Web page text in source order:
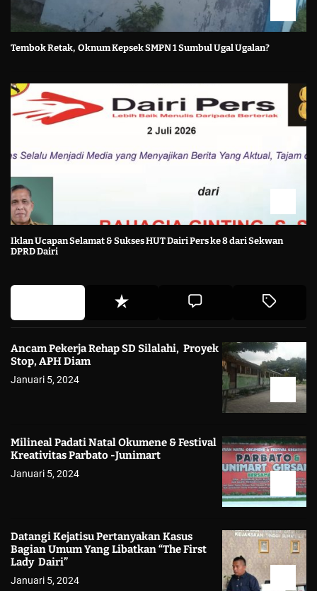
Tembok Retak, Oknum Kepsek SMPN 1 Sumbul Ugal Ugalan?
Iklan Ucapan Selamat & Sukses HUT Dairi Pers ke 8 dari Sekwan
DPRD Dairi
Ancam Pekerja Rehap SD Silalahi, Proyek
Stop, APH Diam
Januari 5, 2024
Milineal Padati Natal Okumene & Festival
Kreativitas Parbato -Junimart
Januari 5, 2024
Datangi Kejatisu Pertanyakan Kasus
Bagian Umum Yang Libatkan “The First
Lady Dairi”
Januari 5, 2024